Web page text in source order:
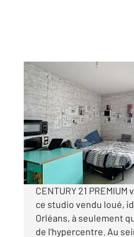
ORLEANS 45
20,50 m2, 1 pièce
Ref : 8618
Appartement T1 à
75 000
Visiter le site dédié
CENTURY 21
ce studio vendu loué,
Orléans, à seulement
de l'hypercentre. Au